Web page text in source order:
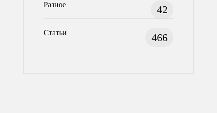
Разное 42
Статьи 466